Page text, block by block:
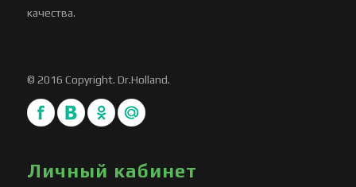
качества.
© 2016 Copyright. Dr.Holland.
Личный кабинет